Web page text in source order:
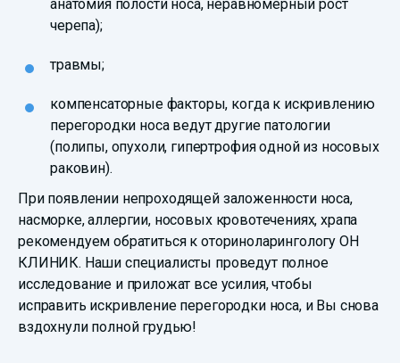
анатомия полости носа, неравномерный рост
черепа);
травмы;
компенсаторные факторы, когда к искривлению
перегородки носа ведут другие патологии
(полипы, опухоли, гипертрофия одной из носовых
раковин).
При появлении непроходящей заложенности носа,
насморке, аллергии, носовых кровотечениях, храпа
рекомендуем обратиться к оториноларингологу ОН
КЛИНИК. Наши специалисты проведут полное
исследование и приложат все усилия, чтобы
исправить искривление перегородки носа, и Вы снова
вздохнули полной грудью!